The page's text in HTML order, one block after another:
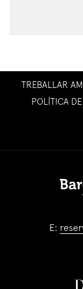
TREBALLAR
POLÍTICA DE
E: